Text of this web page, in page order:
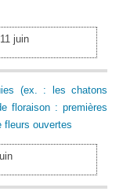
11 juin
(ex. : les chatons
floraison : premières
fleurs ouvertes